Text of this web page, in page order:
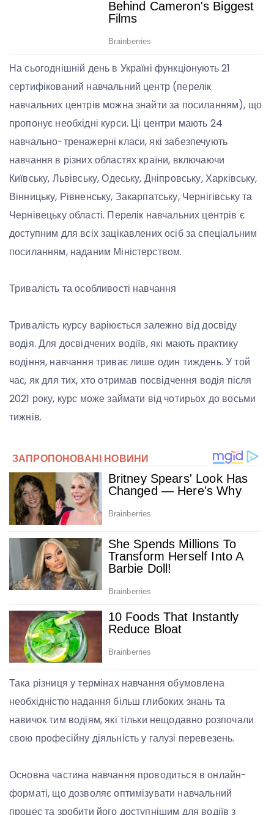
На сьогоднішній день в Україні функціонують 21
сертифікований навчальний центр (перелік
навчальних центрів можна знайти за посиланням), що
пропонує необхідні курси. Ці центри мають 24
навчально-тренажерні класи, які забезпечують
навчання в різних областях країни, включаючи
Київську, Львівську, Одеську, Дніпровську, Харківську,
Вінницьку, Рівненську, Закарпатську, Чернігівську та
Чернівецьку області. Перелік навчальних центрів є
доступним для всіх зацікавлених осіб за спеціальним
посиланням, наданим Міністерством.
Тривалість та особливості навчання
Тривалість курсу варіюється залежно від досвіду
водія. Для досвідчених водіїв, які мають практику
водіння, навчання триває лише один тиждень. У той
час, як для тих, хто отримав посвідчення водія після
2021 року, курс може займати від чотирьох до восьми
тижнів.
Така різниця у термінах навчання обумовлена ​​
необхідністю надання більш глибоких знань та
навичок тим водіям, які тільки нещодавно розпочали
свою професійну діяльність у галузі перевезень.
Основна частина навчання проводиться в онлайн-
форматі, що дозволяє оптимізувати навчальний
процес та зробити його доступнішим для водіїв з